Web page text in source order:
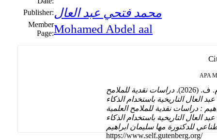
Publisher:محمد فتحي عبد العال
Member
Page:Mohamed Abdel aal
APA
دراسات نقدية للملامح
العال التاريخية باستخدام الذكاء
: دراسات نقدية للملامح العلمية
العال التاريخية باستخدام الذكاء
للدكتورة مها سليمان ابراهيم
https://www.self.gutenberg.org/